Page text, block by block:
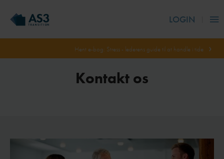
LOGIN
Hent e-bog: Stress - lederens guide til at handle i tide
Kontakt os